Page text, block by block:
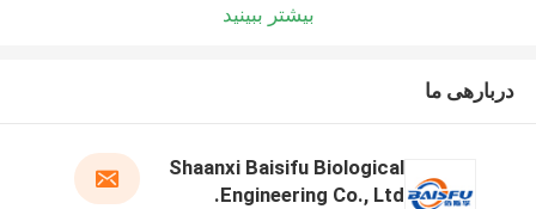
بیشتر ببینید
دربارهی ما
Shaanxi Baisifu Biological
Engineering Co., Ltd.